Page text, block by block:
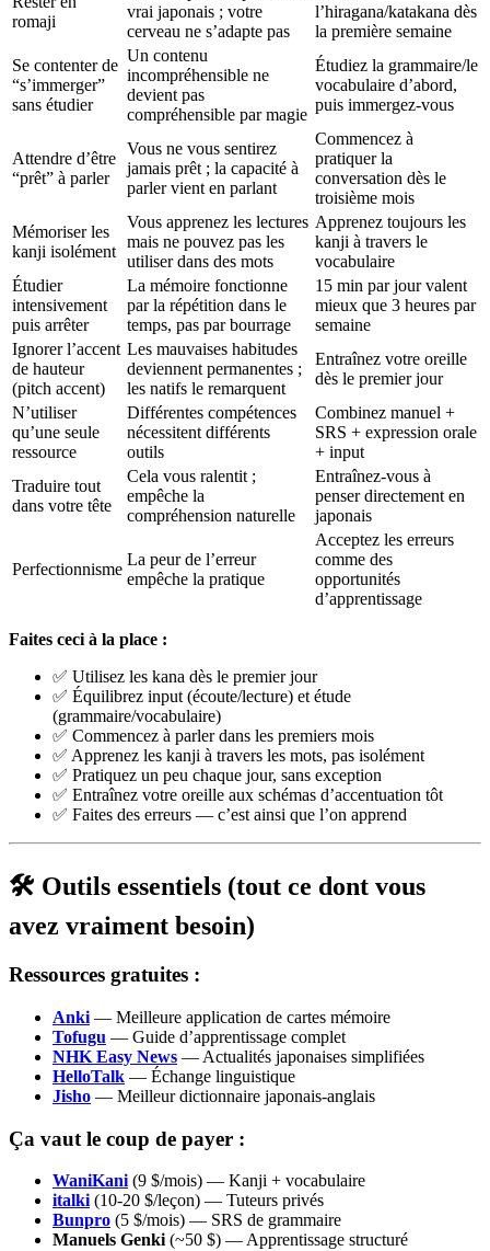
romaji
vrai japonais ; votre
cerveau ne s’adapte pas
l’hiragana/katakana dès
la première semaine
Se contenter de
“s’immerger”
sans étudier
Un contenu
incompréhensible ne
devient pas
compréhensible par magie
Étudiez la grammaire/le
vocabulaire d’abord,
puis immergez-vous
Attendre d’être
“prêt” à parler
Vous ne vous sentirez
jamais prêt ; la capacité à
parler vient en parlant
Commencez à
pratiquer la
conversation dès le
troisième mois
Mémoriser les
kanji isolément
Vous apprenez les lectures
mais ne pouvez pas les
utiliser dans des mots
Apprenez toujours les
kanji à travers le
vocabulaire
Étudier
intensivement
puis arrêter
La mémoire fonctionne
par la répétition dans le
temps, pas par bourrage
15 min par jour valent
mieux que 3 heures par
semaine
Ignorer l’accent
de hauteur
(pitch accent)
Les mauvaises habitudes
deviennent permanentes ;
les natifs le remarquent
Entraînez votre oreille
dès le premier jour
N’utiliser
qu’une seule
ressource
Différentes compétences
nécessitent différents
outils
Combinez manuel +
SRS + expression orale
+ input
Traduire tout
dans votre tête
Cela vous ralentit ;
empêche la
compréhension naturelle
Entraînez-vous à
penser directement en
japonais
Perfectionnisme
La peur de l’erreur
empêche la pratique
Acceptez les erreurs
comme des
opportunités
d’apprentissage
Faites ceci à la place :
✅ Utilisez les kana dès le premier jour
✅ Équilibrez input (écoute/lecture) et étude
(grammaire/vocabulaire)
✅ Commencez à parler dans les premiers mois
✅ Apprenez les kanji à travers les mots, pas isolément
✅ Pratiquez un peu chaque jour, sans exception
✅ Entraînez votre oreille aux schémas d’accentuation tôt
✅ Faites des erreurs — c’est ainsi que l’on apprend
🛠️ Outils essentiels (tout ce dont vous
avez vraiment besoin)
Ressources gratuites :
Anki — Meilleure application de cartes mémoire
Tofugu — Guide d’apprentissage complet
NHK Easy News — Actualités japonaises simplifiées
HelloTalk — Échange linguistique
Jisho — Meilleur dictionnaire japonais-anglais
Ça vaut le coup de payer :
WaniKani (9 $/mois) — Kanji + vocabulaire
italki (10-20 $/leçon) — Tuteurs privés
Bunpro (5 $/mois) — SRS de grammaire
Manuels Genki (~50 $) — Apprentissage structuré